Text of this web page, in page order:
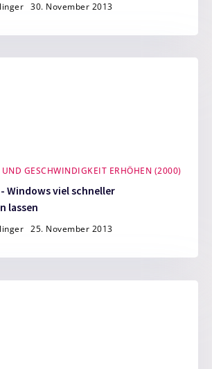
30. November 2013
GESCHWINDIGKEIT ERHÖHEN (2000)
Windows viel schneller
lassen
25. November 2013